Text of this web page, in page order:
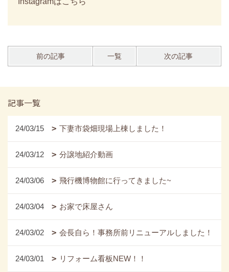
前の記事 一覧 次の記事
記事一覧
24/03/15 下妻市袋畑現場上棟しました！
24/03/12 分譲地紹介動画
24/03/06 飛行機博物館に行ってきました~
24/03/04 お家で床屋さん
24/03/02 会長自ら！事務所前リニューアルしました！
24/03/01 リフォーム看板NEW！！